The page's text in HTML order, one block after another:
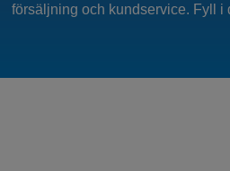
försäljning och kundservice. Fyll i